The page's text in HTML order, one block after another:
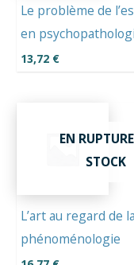
Le problème de
en
13,72 €
EN
STOCK
L’art au regard de la
phénoménologie